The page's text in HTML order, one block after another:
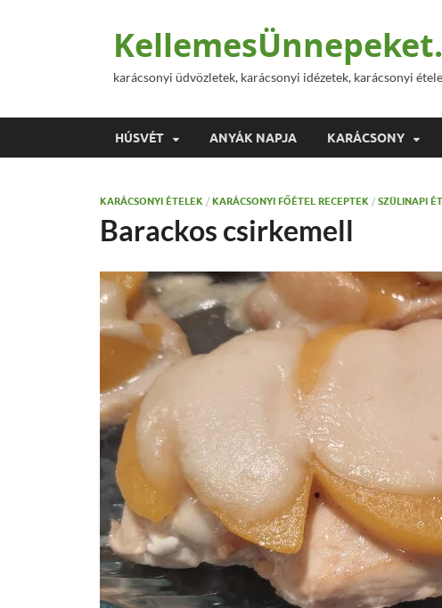
karácsonyi üdvözletek, karácsonyi idézetek, karácsonyi
HÚSVÉT ANYÁK NAPJA KARÁCSONY
KARÁCSONYI ÉTELEK / KARÁCSONYI FŐÉTEL RECEPTEK / SZÜLINAPI
Barackos csirkemell